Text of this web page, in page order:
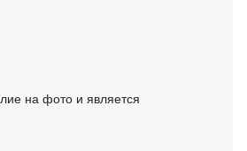
на фото и является